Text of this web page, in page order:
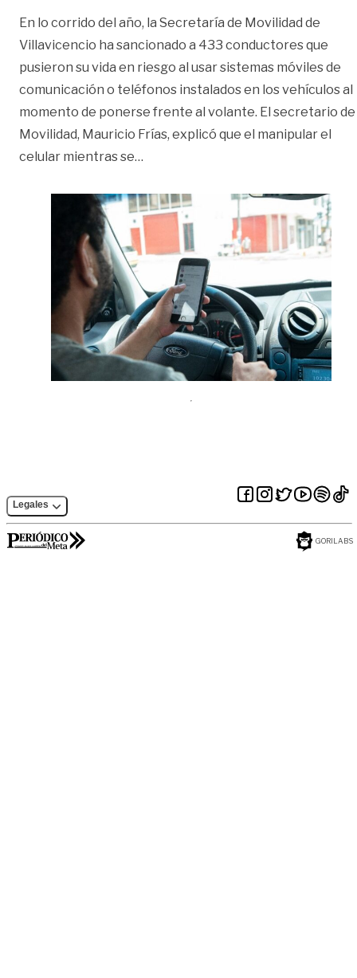
En lo corrido del año, la Secretaría de Movilidad de
Villavicencio ha sancionado a 433 conductores que
pusieron su vida en riesgo al usar sistemas móviles de
comunicación o teléfonos instalados en los vehículos al
momento de ponerse frente al volante. El secretario de
Movilidad, Mauricio Frías, explicó que el manipular el
celular mientras se…
Legales
GORILABS